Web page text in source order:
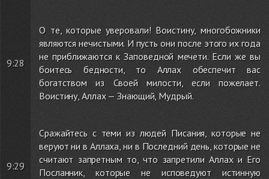
9:28
О те, которые уверовали! Воистину, многобожники
являются нечистыми. И пусть они после этого их года
не приближаются к Заповедной мечети. Если же вы
боитесь бедности, то Аллах обеспечит вас
богатством из Своей милости, если пожелает.
Воистину, Аллах — Знающий, Мудрый.
9:29
Сражайтесь с теми из людей Писания, которые не
веруют ни в Аллаха, ни в Последний день, которые не
считают запретным то, что запретили Аллах и Его
Посланник, которые не исповедуют истинную